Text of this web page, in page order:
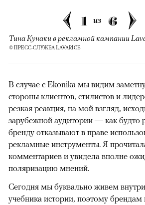
1 из 6
Тина Кунаки в рекламной кампании
© ПРЕСС-СЛУЖБА LAVARICE
В случае с Ekonika мы видим
стороны клиентов, стилистов и
резкая реакция, на мой взгляд,
зарубежной аудитории — как будто
бренду отказывают в праве
рекламные инструменты. Я
комментариев и увидела вполне
поляризацию мнений.
Сегодня мы буквально живем
учебника истории, поэтому